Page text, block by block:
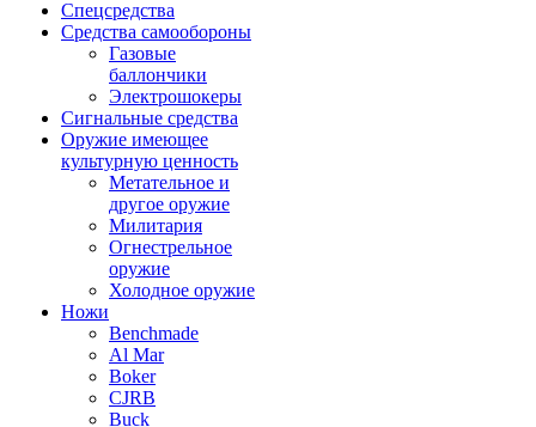
Спецсредства
Средства самообороны
Газовые
баллончики
Электрошокеры
Сигнальные средства
Оружие имеющее
культурную ценность
Метательное и
другое оружие
Милитария
Огнестрельное
оружие
Холодное оружие
Ножи
Benchmade
Al Mar
Boker
CJRB
Buck